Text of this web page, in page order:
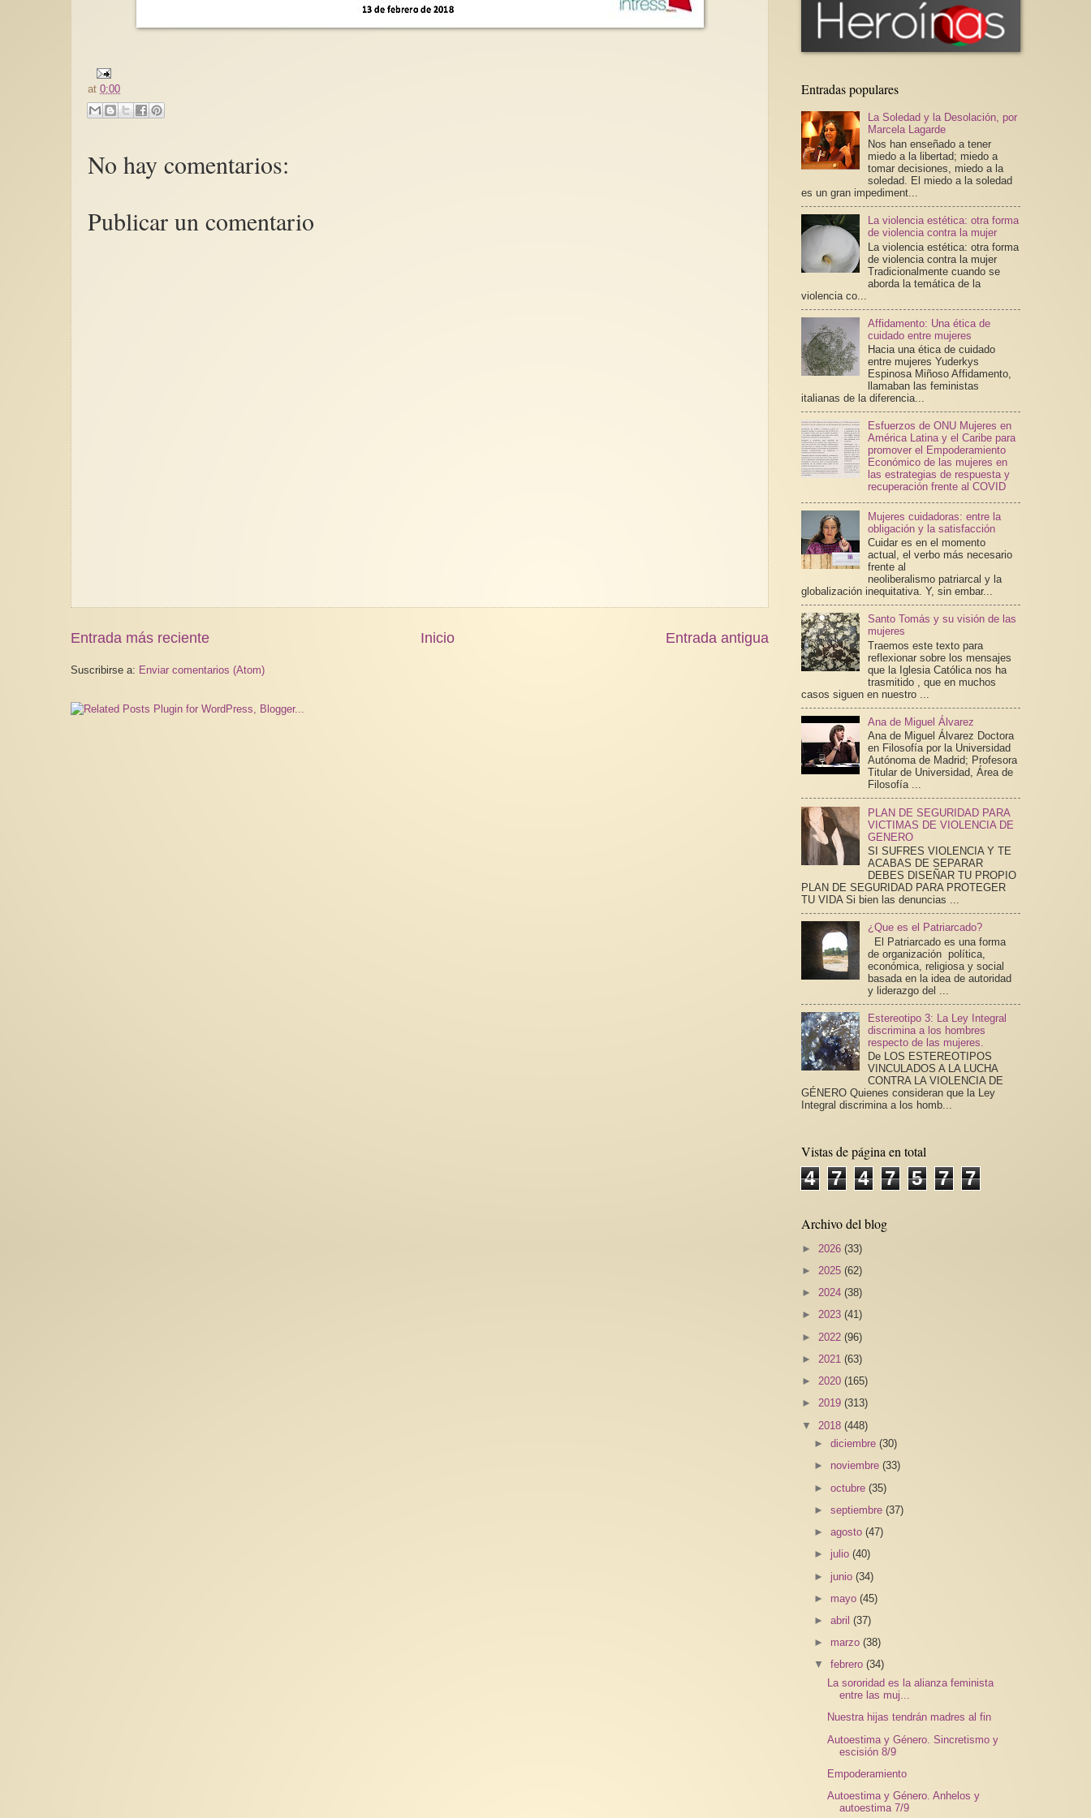
at0:00
No hay comentarios:
Publicar un comentario
Entrada más reciente Entrada antigua
Inicio
Suscribirse a: Enviar comentarios (Atom)
Entradas populares
La Soledad y la Desolación, por
Marcela Lagarde
Nos han enseñado a tener
miedo a la libertad; miedo a
tomar decisiones, miedo a la
soledad. El miedo a la soledad
es un gran impediment...
La violencia estética: otra forma
de violencia contra la mujer
La violencia estética: otra forma
de violencia contra la mujer
Tradicionalmente cuando se
aborda la temática de la
violencia co...
Affidamento: Una ética de
cuidado entre mujeres
Hacia una ética de cuidado
entre mujeres Yuderkys
Espinosa Miñoso Affidamento,
llamaban las feministas
italianas de la diferencia...
Esfuerzos de ONU Mujeres en
América Latina y el Caribe para
promover el Empoderamiento
Económico de las mujeres en
las estrategias de respuesta y
recuperación frente al COVID
Mujeres cuidadoras: entre la
obligación y la satisfacción
Cuidar es en el momento
actual, el verbo más necesario
frente al
neoliberalismo patriarcal y la
globalización inequitativa. Y, sin embar...
Santo Tomás y su visión de las
mujeres
Traemos este texto para
reflexionar sobre los mensajes
que la Iglesia Católica nos ha
trasmitido , que en muchos
casos siguen en nuestro ...
Ana de Miguel Álvarez
Ana de Miguel Álvarez Doctora
en Filosofía por la Universidad
Autónoma de Madrid; Profesora
Titular de Universidad, Área de
Filosofía ...
PLAN DE SEGURIDAD PARA
VICTIMAS DE VIOLENCIA DE
GENERO
SI SUFRES VIOLENCIA Y TE
ACABAS DE SEPARAR
DEBES DISEÑAR TU PROPIO
PLAN DE SEGURIDAD PARA PROTEGER
TU VIDA Si bien las denuncias ...
¿Que es el Patriarcado?
El Patriarcado es una forma
de organización política,
económica, religiosa y social
basada en la idea de autoridad
y liderazgo del ...
Estereotipo 3: La Ley Integral
discrimina a los hombres
respecto de las mujeres.
De LOS ESTEREOTIPOS
VINCULADOS A LA LUCHA
CONTRA LA VIOLENCIA DE
GÉNERO Quienes consideran que la Ley
Integral discrimina a los homb...
Vistas de página en total
4 7 4 7 5 7 7
Archivo del blog
► 2026 (33)
► 2025 (62)
► 2024 (38)
► 2023 (41)
► 2022 (96)
► 2021 (63)
► 2020 (165)
► 2019 (313)
▼ 2018 (448)
►diciembre(30)
► noviembre(33)
►octubre(35)
►septiembre(37)
►agosto(47)
► julio(40)
► junio(34)
► mayo(45)
►abril(37)
► marzo(38)
▼febrero(34)
La sororidad es la alianza feminista
entre las muj...
Nuestra hijas tendrán madres al fin
Autoestima y Género. Sincretismo y
escisión 8/9
Empoderamiento
Autoestima y Género. Anhelos y
autoestima 7/9